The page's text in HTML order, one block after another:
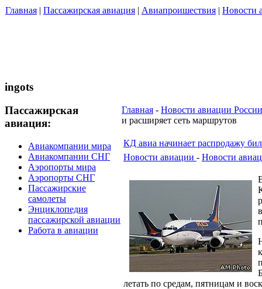
Главная | Пассажирская авиация | Авиапроишествия | Новости
ingots
Пассажирская
авиация:
Авиакомпании мира
Авиакомпании СНГ
Аэропорты мира
Аэропорты СНГ
Пассажирские
самолеты
Энциклопедия
пассажирской авиации
Работа в авиации
Главная - Новости авиации России
и расширяет сеть маршрутов
КД авиа начинает распродажу
Новости авиации - Новости
летать по средам, пятницам и